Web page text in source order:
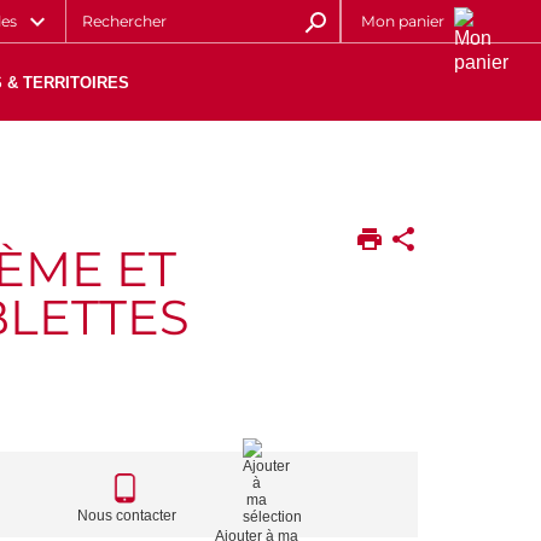
Mon panier
& TERRITOIRES
ET
CALL
TO
Nous contacter
Ajouter à ma